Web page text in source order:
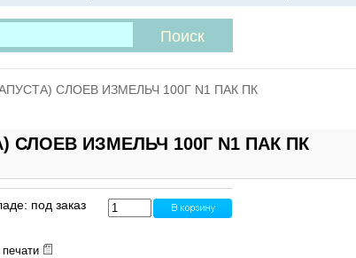
СЛОЕВ ИЗМЕЛЬЧ 100Г N1 ПАК ПК
ИЗМЕЛЬЧ 100Г N1 ПАК ПК
под заказ